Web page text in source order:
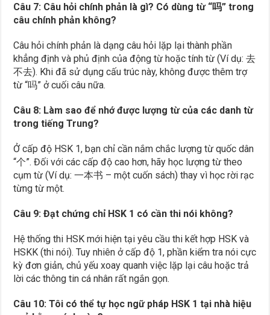
Câu 7: Câu hỏi chính phản là gì? Có dùng từ “吗” trong
câu chính phản không?
Câu hỏi chính phản là dạng câu hỏi lặp lại thành phần
khẳng định và phủ định của động từ hoặc tính từ (Ví dụ: 去
不去). Khi đã sử dụng cấu trúc này, không được thêm trợ
từ “吗” ở cuối câu nữa.
Câu 8: Làm sao để nhớ được lượng từ của các danh từ
trong tiếng Trung?
Ở cấp độ HSK 1, bạn chỉ cần nắm chắc lượng từ quốc dân
“个”. Đối với các cấp độ cao hơn, hãy học lượng từ theo
cụm từ (Ví dụ: 一本书 – một cuốn sách) thay vì học rời rạc
từng từ một.
Câu 9: Đạt chứng chỉ HSK 1 có cần thi nói không?
Hệ thống thi HSK mới hiện tại yêu cầu thi kết hợp HSK và
HSKK (thi nói). Tuy nhiên ở cấp độ 1, phần kiểm tra nói cực
kỳ đơn giản, chủ yếu xoay quanh việc lặp lại câu hoặc trả
lời các thông tin cá nhân rất ngắn gọn.
Câu 10: Tôi có thể tự học ngữ pháp HSK 1 tại nhà hiệu